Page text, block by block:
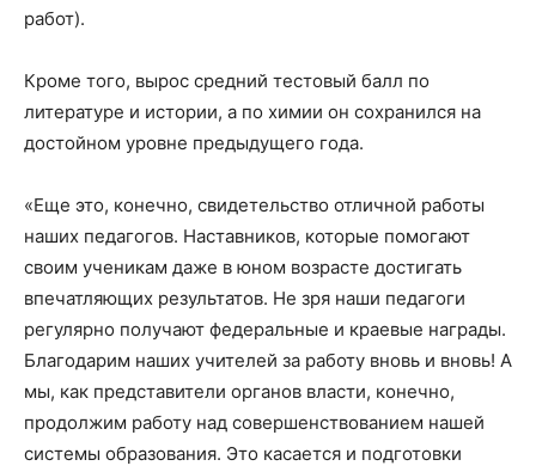
работ).
Кроме того, вырос средний тестовый балл по
литературе и истории, а по химии он сохранился на
достойном уровне предыдущего года.
«Еще это, конечно, свидетельство отличной работы
наших педагогов. Наставников, которые помогают
своим ученикам даже в юном возрасте достигать
впечатляющих результатов. Не зря наши педагоги
регулярно получают федеральные и краевые награды.
Благодарим наших учителей за работу вновь и вновь! А
мы, как представители органов власти, конечно,
продолжим работу над совершенствованием нашей
системы образования. Это касается и подготовки